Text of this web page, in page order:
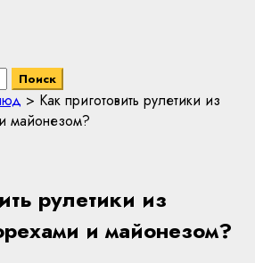
> Как приготовить рулетики из
майонезом?
рулетики из
и майонезом?